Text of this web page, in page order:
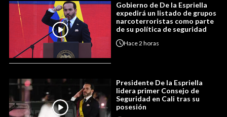
Gobierno de De la Espriella
expedirá un listado de grupos
narcoterroristas como parte
de su política de seguridad
Hace2 horas
Presidente De la Espriella
lidera primer Consejo de
Seguridad en Cali tras su
posesión